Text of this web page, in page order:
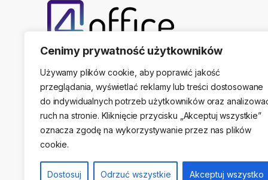
Cenimy prywatność użytkowników
Używamy plików cookie, aby poprawić jakość
przeglądania, wyświetlać reklamy lub treści dostosowane
do indywidualnych potrzeb użytkowników oraz
ruch na stronie. Kliknięcie przycisku „Akceptuj wszystkie”
oznacza zgodę na wykorzystywanie przez nas plików
cookie.
Dostosuj Odrzuć wszystkie Akceptuj wszystko
Telefon kontaktowy
(22) 761-17-50, 509 474
Adres stacjonarny
ul. Sikorskiego 47A, 05-091 Ząbki / Warszawa